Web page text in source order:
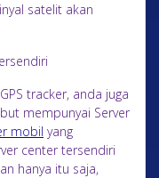
satelit akan
tracker, anda juga
mempunyai Server
mobil yang
center tersendiri
hanya itu saja,